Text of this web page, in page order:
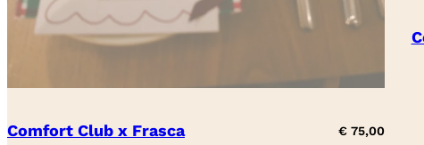
Comfort Club x Frasca €75,00